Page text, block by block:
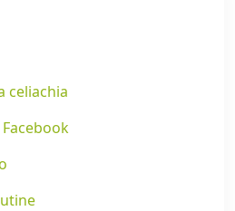
celiachia